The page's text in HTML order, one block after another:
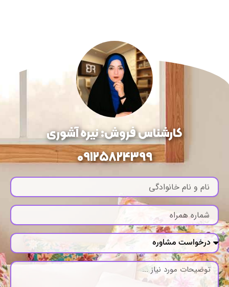
کارشناس فروش: نیره آشوری
09125824399